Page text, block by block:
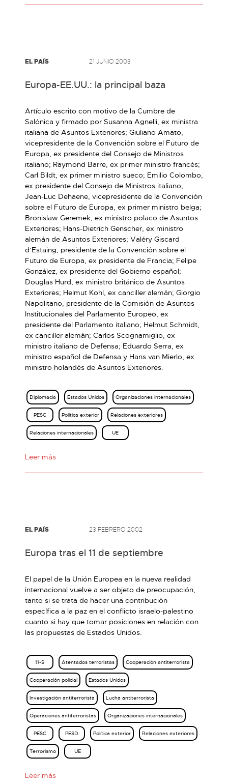
EL PAÍS 21 JUNIO 2003
Europa-EE.UU.: la principal baza
Artículo escrito con motivo de la Cumbre de
Salónica y firmado por Susanna Agnelli, ex ministra
italiana de Asuntos Exteriores; Giuliano Amato,
vicepresidente de la Convención sobre el Futuro de
Europa, ex presidente del Consejo de Ministros
italiano; Raymond Barre, ex primer ministro francés;
Carl Bildt, ex primer ministro sueco; Emilio Colombo,
ex presidente del Consejo de Ministros italiano;
Jean-Luc Dehaene, vicepresidente de la Convención
sobre el Futuro de Europa, ex primer ministro belga;
Bronislaw Geremek, ex ministro polaco de Asuntos
Exteriores; Hans-Dietrich Genscher, ex ministro
alemán de Asuntos Exteriores; Valéry Giscard
d’Estaing, presidente de la Convención sobre el
Futuro de Europa, ex presidente de Francia; Felipe
González, ex presidente del Gobierno español;
Douglas Hurd, ex ministro británico de Asuntos
Exteriores; Helmut Kohl, ex canciller alemán; Giorgio
Napolitano, presidente de la Comisión de Asuntos
Institucionales del Parlamento Europeo, ex
presidente del Parlamento italiano; Helmut Schmidt,
ex canciller alemán; Carlos Scognamiglio, ex
ministro italiano de Defensa; Eduardo Serra, ex
ministro español de Defensa y Hans van Mierlo, ex
ministro holandés de Asuntos Exteriores.
Diplomacia Estados Unidos Organizaciones internacionales
PESC Política exterior Relaciones exteriores
Relaciones internacionales UE
Leer más
EL PAÍS 23 FEBRERO 2002
Europa tras el 11 de septiembre
El papel de la Unión Europea en la nueva realidad
internacional vuelve a ser objeto de preocupación,
tanto si se trata de hacer una contribución
específica a la paz en el conflicto israelo-palestino
cuanto si hay que tomar posiciones en relación con
las propuestas de Estados Unidos.
11-S Atentados terroristas Cooperación antiterrorista
Cooperación policial Estados Unidos
Investigación antiterrorista Lucha antiterrorista
Operaciones antiterroristas Organizaciones internacionales
PESC PESD Política exterior Relaciones exteriores
Terrorismo UE
Leer más